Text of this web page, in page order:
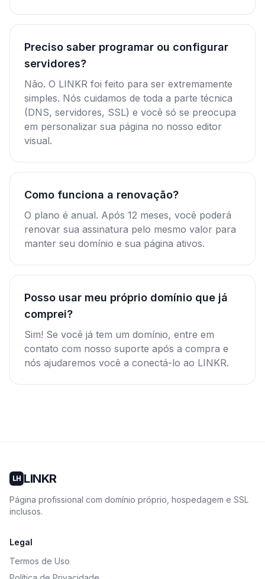
Preciso saber programar ou configurar
servidores?
Não. O LINKR foi feito para ser extremamente
simples. Nós cuidamos de toda a parte técnica
(DNS, servidores, SSL) e você só se preocupa
em personalizar sua página no nosso editor
visual.
Como funciona a renovação?
O plano é anual. Após 12 meses, você poderá
renovar sua assinatura pelo mesmo valor para
manter seu domínio e sua página ativos.
Posso usar meu próprio domínio que já
comprei?
Sim! Se você já tem um domínio, entre em
contato com nosso suporte após a compra e
nós ajudaremos você a conectá-lo ao LINKR.
LH LINKR
Página profissional com domínio próprio, hospedagem e SSL
inclusos.
Legal
Termos de Uso